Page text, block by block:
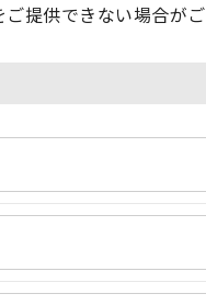
提供できない場合がご